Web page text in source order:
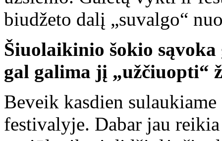
biudžeto dalį „suvalgo“
Šiuolaikinio šokio
gal galima jį „užčiuopti“
Beveik kasdien
festivalyje. Dabar jau